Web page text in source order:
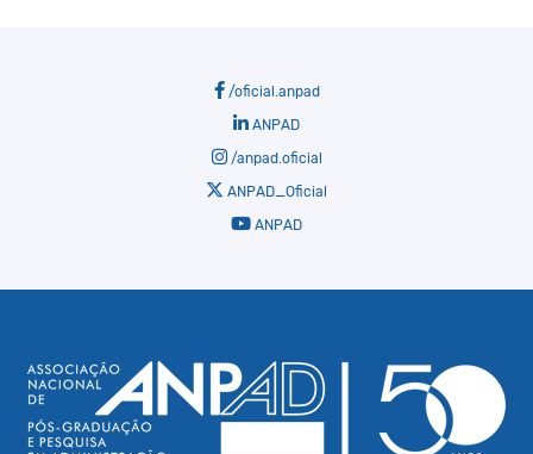
/oficial.anpad
ANPAD
/anpad.oficial
ANPAD_Oficial
ANPAD